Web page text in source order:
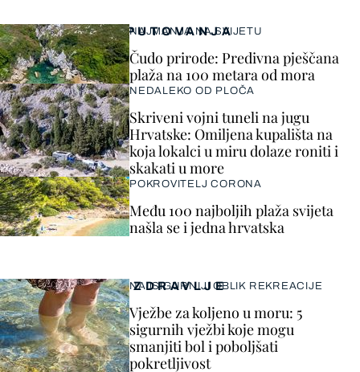
ZDRAVLJE
NAJSIGURNIJI OBLIK REKREACIJE
Vježbe za koljeno u moru: 5
sigurnih vježbi koje mogu
smanjiti bol i poboljšati
pokretljivost
PUTOVANJA
NAJMANJA NA SVIJETU
Čudo prirode: Predivna pješčana
plaža na 100 metara od mora
NEDALEKO OD PLOČA
Skriveni vojni tuneli na jugu
Hrvatske: Omiljena kupališta na
koja lokalci u miru dolaze roniti i
skakati u more
POKROVITELJ CORONA
Među 100 najboljih plaža svijeta
našla se i jedna hrvatska